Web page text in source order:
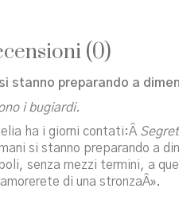
(0)
stanno preparando a
i bugiardi.
ha i giorni contati:Â
si stanno preparando a
senza mezzi termini, a
di una stronzaÂ».